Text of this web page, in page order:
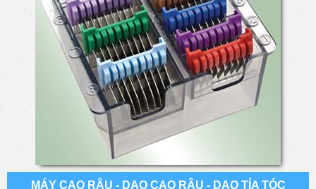
MÁY CẠO RÂU - DAO CẠO RÂU - DAO TỈA TÓC